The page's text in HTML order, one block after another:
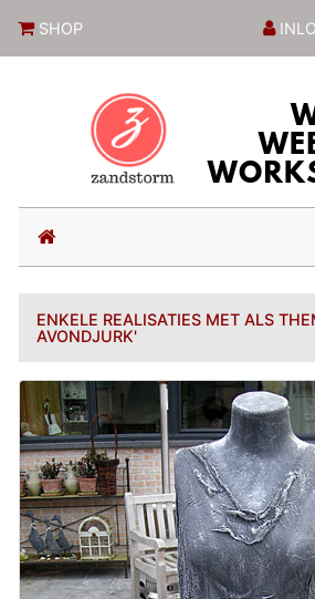
SHOP
(current)
ENKELE REALISATIES MET ALS
AVONDJURK'